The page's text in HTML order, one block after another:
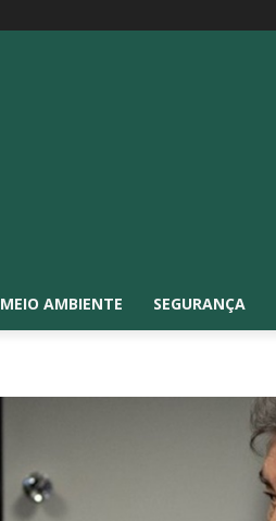
MEIO AMBIENTE SEGURANÇA